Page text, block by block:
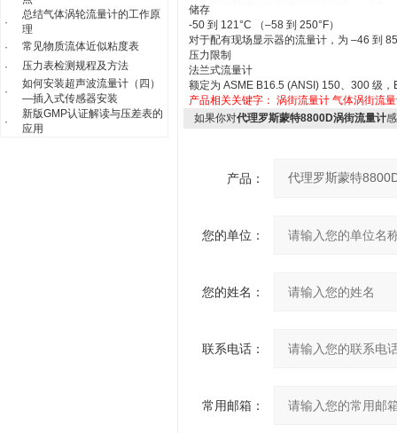
·
总结气体涡轮流量计的工作原
理
·
常见物质流体近似粘度表
·
压力表检测规程及方法
·
如何安装超声波流量计（四）
—插入式传感器安装
·
新版GMP认证解读与压差表的
应用
储存
-50 到 121°C （–58 到 250°F）
对于配有现场显示器的流量计，为 –46 到
压力限制
法兰式流量计
额定为 ASME B16.5 (ANSI) 150、300 级
产品相关关键字： 涡街流量计 气体涡街流
如果你对代理罗斯蒙特8800D涡街流量计
产品：
您的单位：
您的姓名：
联系电话：
常用邮箱：